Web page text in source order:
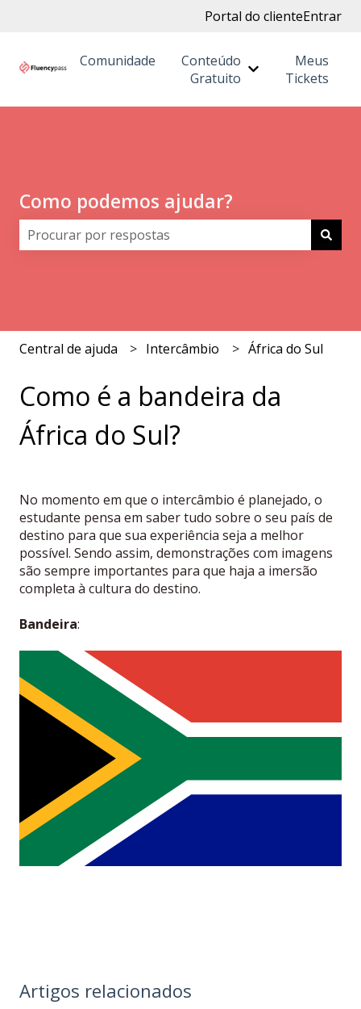
Portal do clienteEntrar
Comunidade
Conteúdo
Gratuito
Mostrar
Meus
Tickets
Como podemos ajudar?
Central de ajuda Intercâmbio África do Sul
Como é a bandeira da
África do Sul?
No momento em que o intercâmbio é planejado, o
estudante pensa em saber tudo sobre o seu país de
destino para que sua experiência seja a melhor
possível. Sendo assim, demonstrações com imagens
são sempre importantes para que haja a imersão
completa à cultura do destino.
Bandeira:
Artigos relacionados